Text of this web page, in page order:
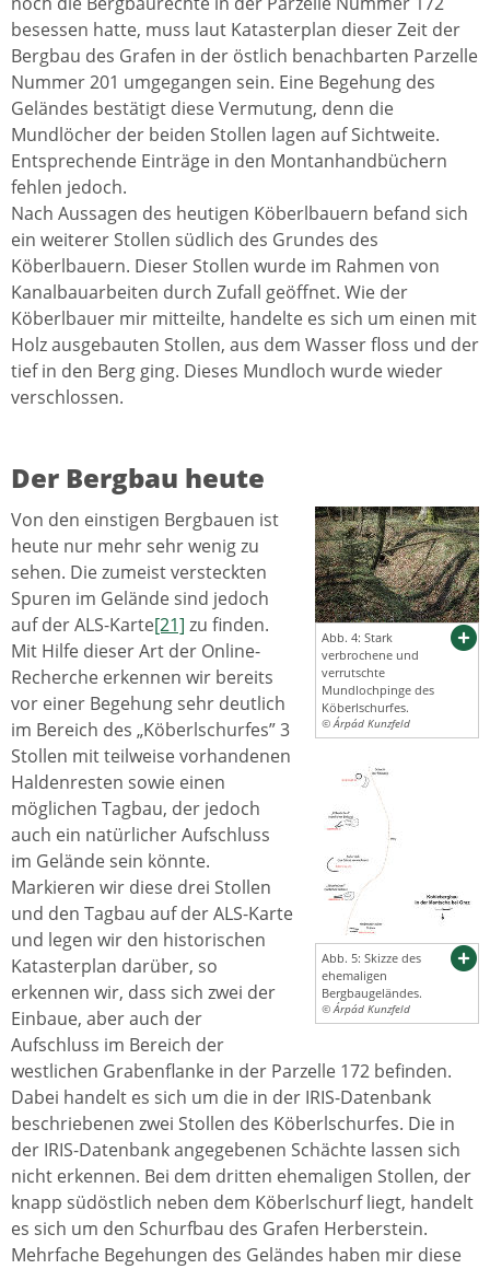
besessen hatte, muss laut Katasterplan dieser Zeit der
Bergbau des Grafen in der östlich benachbarten Parzelle
Nummer 201 umgegangen sein. Eine Begehung des
Geländes bestätigt diese Vermutung, denn die
Mundlöcher der beiden Stollen lagen auf Sichtweite.
Entsprechende Einträge in den Montanhandbüchern
fehlen jedoch.
Nach Aussagen des heutigen Köberlbauern befand sich
ein weiterer Stollen südlich des Grundes des
Köberlbauern. Dieser Stollen wurde im Rahmen von
Kanalbauarbeiten durch Zufall geöffnet. Wie der
Köberlbauer mir mitteilte, handelte es sich um einen mit
Holz ausgebauten Stollen, aus dem Wasser floss und der
tief in den Berg ging. Dieses Mundloch wurde wieder
verschlossen.
Der Bergbau heute
Abb. 4: Stark
verbrochene und
verrutschte
Mundlochpinge des
Köberlschurfes.
© Árpád Kunzfeld
Abb. 5: Skizze des
ehemaligen
Bergbaugeländes.
© Árpád Kunzfeld
Von den einstigen Bergbauen ist
heute nur mehr sehr wenig zu
sehen. Die zumeist versteckten
Spuren im Gelände sind jedoch
auf der ALS-Karte[21] zu finden.
Mit Hilfe dieser Art der Online-
Recherche erkennen wir bereits
vor einer Begehung sehr deutlich
im Bereich des „Köberlschurfes” 3
Stollen mit teilweise vorhandenen
Haldenresten sowie einen
möglichen Tagbau, der jedoch
auch ein natürlicher Aufschluss
im Gelände sein könnte.
Markieren wir diese drei Stollen
und den Tagbau auf der ALS-Karte
und legen wir den historischen
Katasterplan darüber, so
erkennen wir, dass sich zwei der
Einbaue, aber auch der
Aufschluss im Bereich der
westlichen Grabenflanke in der Parzelle 172 befinden.
Dabei handelt es sich um die in der IRIS-Datenbank
beschriebenen zwei Stollen des Köberlschurfes. Die in
der IRIS-Datenbank angegebenen Schächte lassen sich
nicht erkennen. Bei dem dritten ehemaligen Stollen, der
knapp südöstlich neben dem Köberlschurf liegt, handelt
es sich um den Schurfbau des Grafen Herberstein.
Mehrfache Begehungen des Geländes haben mir diese